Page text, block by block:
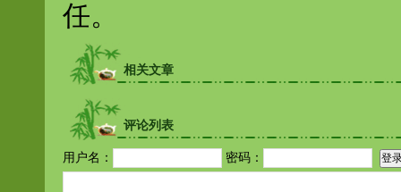
任。
相关文章
评论列表
用户名： 密码：